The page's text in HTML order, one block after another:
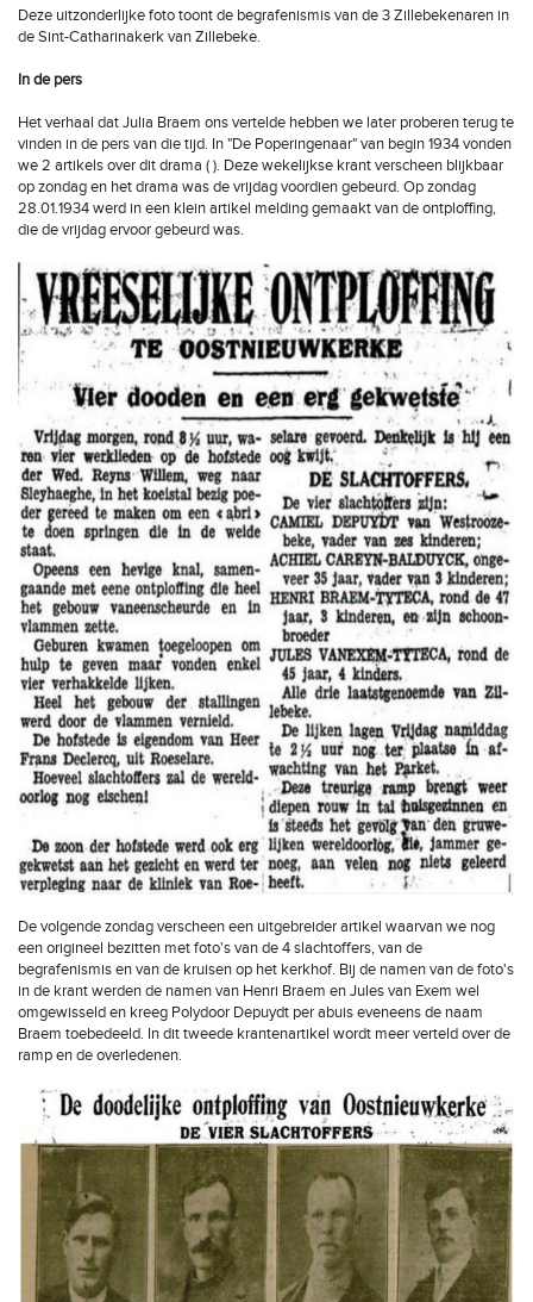
Deze uitzonderlijke foto toont de begrafenismis van de 3 Zillebekenaren in
de Sint-Catharinakerk van Zillebeke.
In de pers
Het verhaal dat Julia Braem ons vertelde hebben we later proberen terug te
vinden in de pers van die tijd. In "De Poperingenaar" van begin 1934 vonden
we 2 artikels over dit drama ( ). Deze wekelijkse krant verscheen blijkbaar
op zondag en het drama was de vrijdag voordien gebeurd. Op zondag
28.01.1934 werd in een klein artikel melding gemaakt van de ontploffing,
die de vrijdag ervoor gebeurd was.
De volgende zondag verscheen een uitgebreider artikel waarvan we nog
een origineel bezitten met foto's van de 4 slachtoffers, van de
begrafenismis en van de kruisen op het kerkhof. Bij de namen van de foto's
in de krant werden de namen van Henri Braem en Jules van Exem wel
omgewisseld en kreeg Polydoor Depuydt per abuis eveneens de naam
Braem toebedeeld. In dit tweede krantenartikel wordt meer verteld over de
ramp en de overledenen.